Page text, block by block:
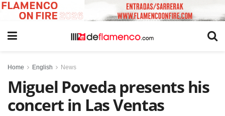
Home English News
Miguel Poveda presents his
concert in Las Ventas